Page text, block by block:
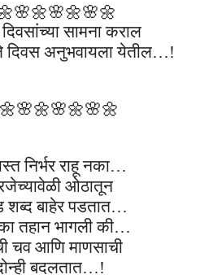
🌸🌼🌸🌼🌸🌼
सामना कराल
दिवस अनुभवायला येतील…!
🌸🌼🌸🌼🌸🌼
निर्भर राहू नका…
ओठातून
शब्द बाहेर पडतात…
तहान भागली की…
चव आणि माणसाची
बदलतात…!